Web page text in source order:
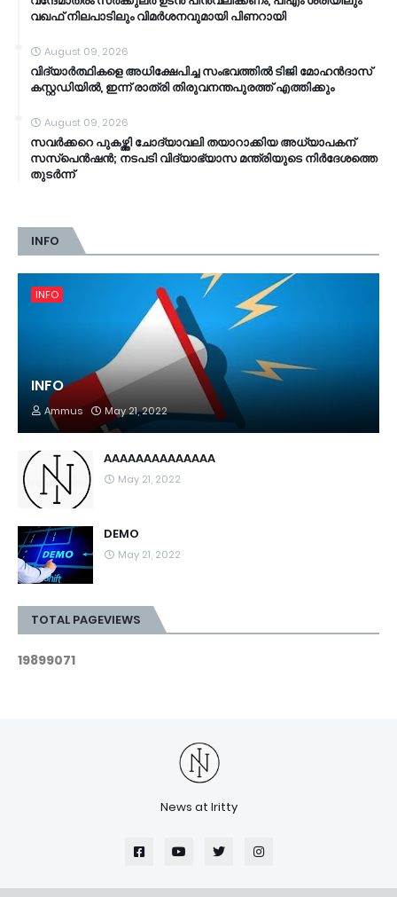
വഖഫ് നിലപാടിലും വിമർശനവുമായി പിണറായി
August 09, 2026
വിദ്യാർത്ഥികളെ അധിക്ഷേപിച്ച സംഭവത്തിൽ ടിജി മോഹൻദാസ്
കസ്റ്റഡിയിൽ, ഇന്ന് രാത്രി തിരുവനന്തപുരത്ത് എത്തിക്കും
August 09, 2026
സവർക്കറെ പുകഴ്ത്തി ചോദ്യാവലി തയാറാക്കിയ അധ്യാപകന്
സസ്പെൻഷൻ; നടപടി വിദ്യാഭ്യാസ മന്ത്രിയുടെ നിർദേശത്തെ
തുടർന്ന്
INFO
INFO
INFO
Ammus May 21, 2022
AAAAAAAAAAAAAA
May 21, 2022
DEMO
May 21, 2022
TOTAL PAGEVIEWS
19899071
News at Iritty